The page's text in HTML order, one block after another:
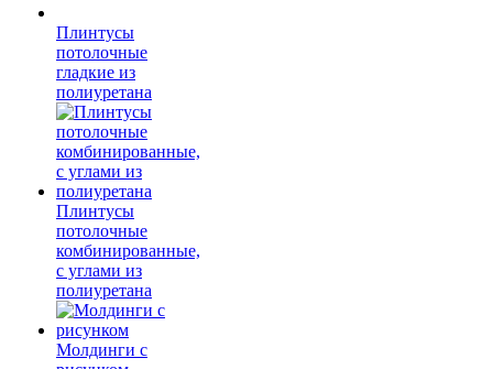
Плинтусы
потолочные
гладкие из
полиуретана
Плинтусы
потолочные
комбинированные,
с углами из
полиуретана
Молдинги c